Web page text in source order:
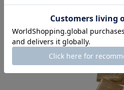
高級イタリア糸
3ピース ニット